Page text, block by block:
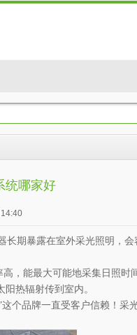
统哪家好
长期暴露在室外采光照明，
，能最大可能地采集日照
热辐射传到室内。
这个品牌一直受客户信赖！采